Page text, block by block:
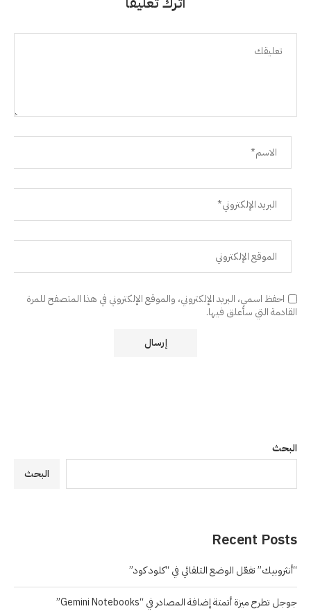
احفظ اسمي، البريد الإلكتروني، والموقع الإلكتروني في هذا المتصفح للمرة
القادمة التي سأعلق فيها.
البحث
البحث
Recent Posts
“أنثروبيك” تفعّل الوضع التلقائي في “كلود كود”
جوجل تطرح ميزة أتمتة إضافة المصادر في “Gemini Notebooks”